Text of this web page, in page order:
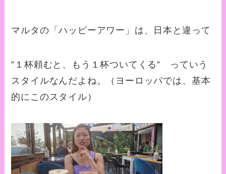
マルタの「ハッピーアワー」は、日本と違って
”１杯頼むと、もう１杯ついてくる” っていう
スタイルなんだよね。（ヨーロッパでは、基本
的にこのスタイル）